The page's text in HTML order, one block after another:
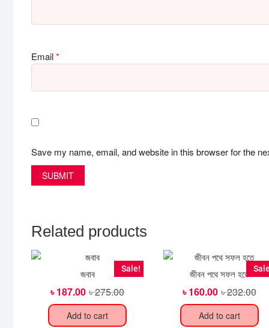
Email*
Save my name, email, and website in this browser for the
Related products
Sale!
জবাব
৳275.00Original
was:
৳187.00 Current
is:
Add to cart
জীবন পথে সফল হতে
৳232.00
was:
৳160.00
is:
Add to cart